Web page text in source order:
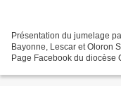
Présentation du jumelage par
Bayonne, Lescar et Oloron
Page Facebook du diocèse